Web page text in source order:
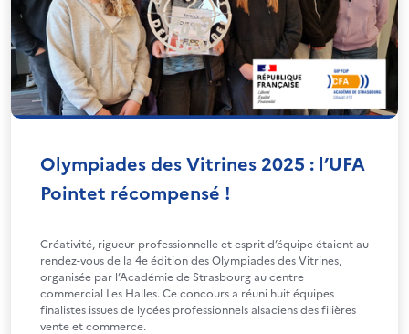
Olympiades des Vitrines 2025 : l’UFA
Pointet récompensé !
Créativité, rigueur professionnelle et esprit d’équipe étaient au
rendez-vous de la 4e édition des Olympiades des Vitrines,
organisée par l’Académie de Strasbourg au centre
commercial Les Halles. Ce concours a réuni huit équipes
finalistes issues de lycées professionnels alsaciens des filières
vente et commerce.